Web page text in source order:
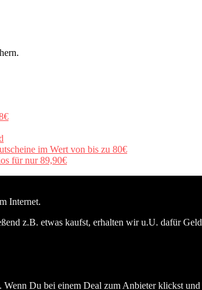
im Wert von bis zu 80€
für nur 89,90€
Internet.
z.B. etwas kaufst, erhalten wir u.U. dafür
Du bei einem Deal zum Anbieter klickst